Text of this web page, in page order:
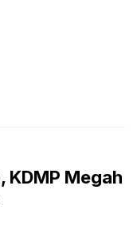
KDMP Megah